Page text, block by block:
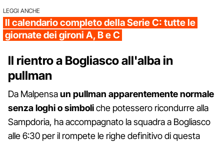
LEGGI ANCHE
Il calendario completo della Serie C: tutte le
giornate dei gironi A, B e C
Il rientro a Bogliasco all'alba in
pullman
Da Malpensaun pullman apparentemente normale
senza loghi o simboliche potessero ricondurre alla
Sampdoria, ha accompagnato la squadra a Bogliasco
alle 6:30 per il rompete le righe definitivo di questa